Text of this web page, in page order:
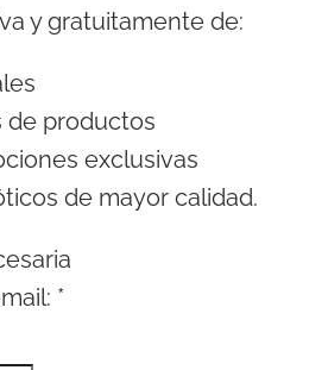
y gratuitamente de:
de productos
exclusivas
de mayor calidad.
*